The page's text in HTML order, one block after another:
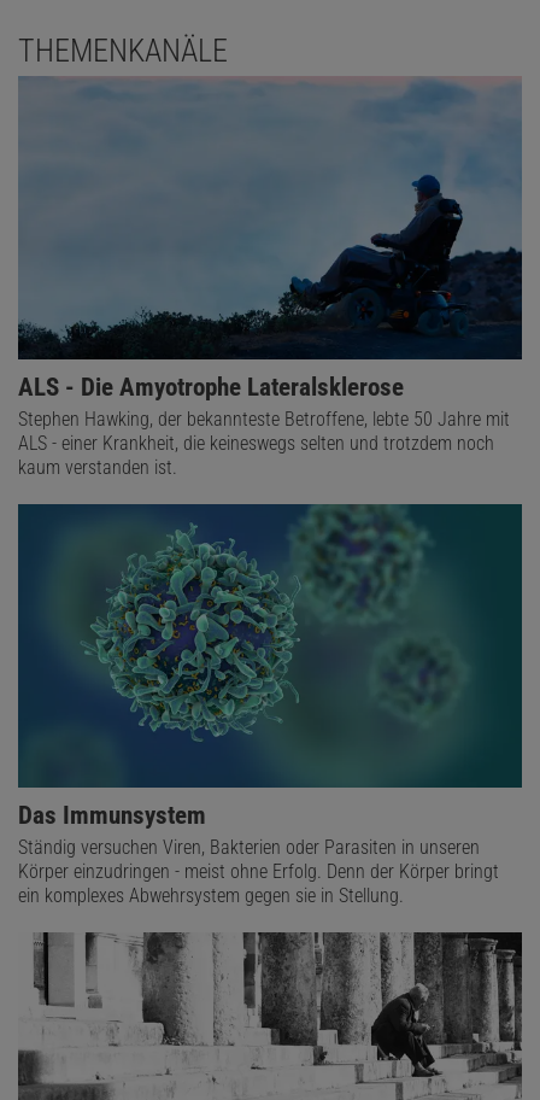
THEMENKANÄLE
ALS - Die Amyotrophe Lateralsklerose
Stephen Hawking, der bekannteste Betroffene, lebte 50 Jahre mit
ALS - einer Krankheit, die keineswegs selten und trotzdem noch
kaum verstanden ist.
Das Immunsystem
Ständig versuchen Viren, Bakterien oder Parasiten in unseren
Körper einzudringen - meist ohne Erfolg. Denn der Körper bringt
ein komplexes Abwehrsystem gegen sie in Stellung.